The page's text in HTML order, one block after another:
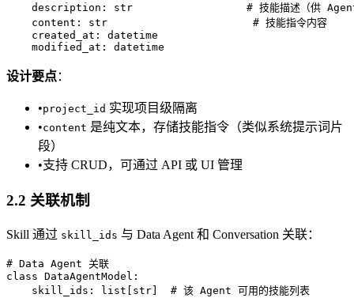
description: str                  # 技能描述（供
    content: str                       # 技能指令内容
    created_at: datetime
设计要点：
•project_id 实现项目级隔离
•content 是纯文本，存储技能指令（类似系统提示词片
段）
•支持 CRUD，可通过 API 或 UI 管理
2.2 关联机制
Skill 通过 skill_ids 与 Data Agent 和 Conversation 关联：
# Data Agent 关联
class DataAgentModel:
    skill_ids: list[str]  # 该 Agent 可用的技能列表